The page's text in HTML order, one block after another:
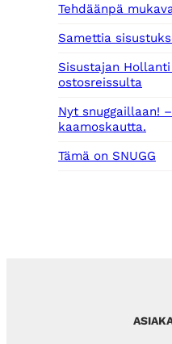
Tehdäänpä
Samettia
Sisustajan
ostosreissulta
Nyt snuggaillaan!
kaamoskautta.
Tämä on SNUGG